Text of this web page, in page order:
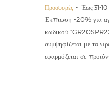
Προσφορές Έως 31-10
Έκπτωση -20% για
κωδικού
συμψηφίζεται με τα
εφαρμόζεται σε